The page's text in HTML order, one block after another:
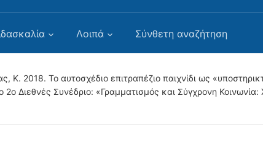
Λοιπά Σύνθετη αναζήτηση
Κ. 2018. Το αυτοσχέδιο επιτραπέζιο παιχνίδι ως
Διεθνές Συνέδριο: «Γραμματισμός και Σύγχρονη